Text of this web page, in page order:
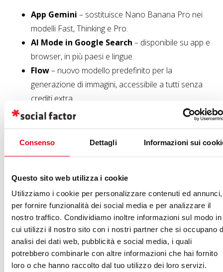
Consenso Dettagli Informazioni sui
Questo sito web utilizza i cookie
Utilizziamo i cookie per personalizzare contenuti ed annunci,
per fornire funzionalità dei social media e per analizzare il
nostro traffico. Condividiamo inoltre informazioni sul modo in
cui utilizzi il nostro sito con i nostri partner che si occupano
analisi dei dati web, pubblicità e social media, i quali
potrebbero combinarle con altre informazioni che hai fornito
loro o che hanno raccolto dal tuo utilizzo dei loro servizi.
App Gemini – sostituisce Nano Banana Pro nei
modelli Fast, Thinking e Pro.
AI Mode in Google Search – disponibile su app e
browser, in più paesi e lingue.
Flow– nuovo modello predefinito per la
generazione di immagini, accessibile a tutti senza
crediti extra.
Google Ads
Non serve più saltare tra tool diversi o ricorrere a mille
idee. Così i marketer e i creativi possono sperimentare,
giocare con i concept e dare vita a contenuti nuovi in un
attimo. È come avere un assistente visivo sempre a
portata di mano, che accelera il lavoro senza togliere
spazio alla creatività.